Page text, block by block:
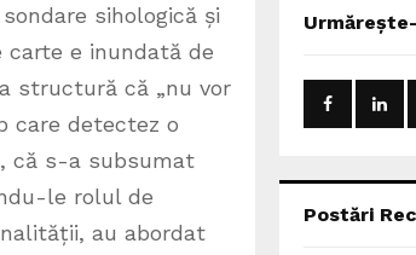
sihologică și
carte e inundată de
structură că „nu vor
care detectez o
că s-a subsumat
le rolul de
au abordat
h
o
:
Postări